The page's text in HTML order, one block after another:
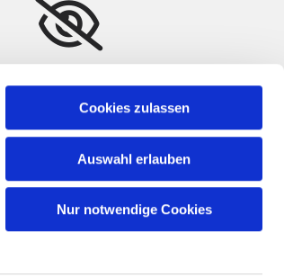
Cookies zulassen
Auswahl erlauben
Nur notwendige Cookies
Bitte akzeptieren Sie
Marketing-Cookies, um
diese Karte anzuzeigen.
Accept cookies